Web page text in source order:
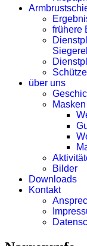
frühere
über uns
Masken
Bilder
Downloads
Kontakt